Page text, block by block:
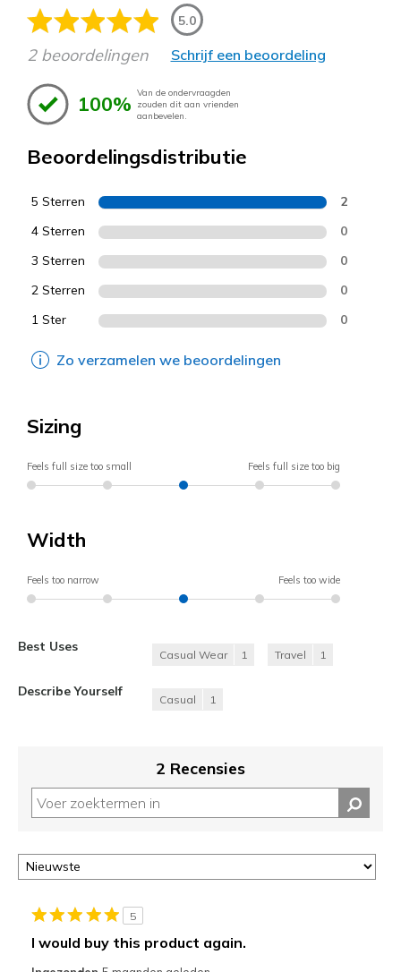
5.0
2 beoordelingen Schrijf een beoordeling
100% Van de ondervraagden
zouden dit aan vrienden
aanbevelen.
Beoordelingsdistributie
5 Sterren 2
4 Sterren 0
3 Sterren 0
2 Sterren 0
1 Ster 0
Zo verzamelen we beoordelingen
Sizing
Feels full size too small Feels full size too big
Width
Feels too narrow Feels too wide
Best Uses
Casual Wear 1 Travel 1
Describe Yourself
Casual 1
2 Recensies
5
I would buy this product again.